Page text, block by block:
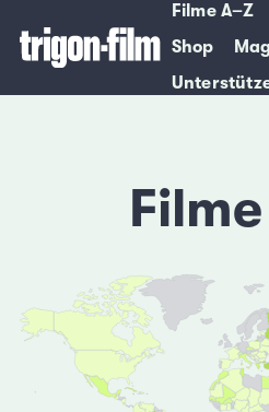
Filme A–Z
Shop